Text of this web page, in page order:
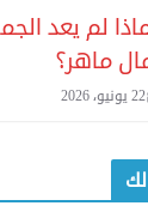
لم يعد
ماهر؟
22 يونيو، 2026